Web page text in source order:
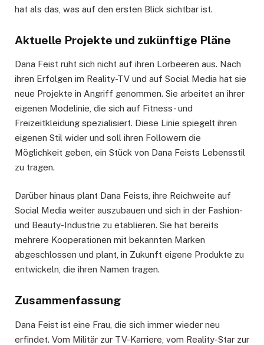
hat als das, was auf den ersten Blick sichtbar ist.
Aktuelle Projekte und zukünftige Pläne
Dana Feist ruht sich nicht auf ihren Lorbeeren aus. Nach
ihren Erfolgen im Reality-TV und auf Social Media hat sie
neue Projekte in Angriff genommen. Sie arbeitet an ihrer
eigenen Modelinie, die sich auf Fitness- und
Freizeitkleidung spezialisiert. Diese Linie spiegelt ihren
eigenen Stil wider und soll ihren Followern die
Möglichkeit geben, ein Stück von Dana Feists Lebensstil
zu tragen.
Darüber hinaus plant Dana Feists, ihre Reichweite auf
Social Media weiter auszubauen und sich in der Fashion-
und Beauty-Industrie zu etablieren. Sie hat bereits
mehrere Kooperationen mit bekannten Marken
abgeschlossen und plant, in Zukunft eigene Produkte zu
entwickeln, die ihren Namen tragen.
Zusammenfassung
Dana Feist ist eine Frau, die sich immer wieder neu
erfindet. Vom Militär zur TV-Karriere, vom Reality-Star zur